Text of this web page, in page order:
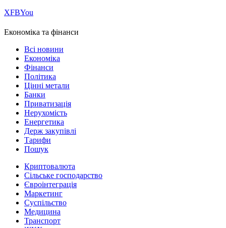
ХFBYou
Економіка та фінанси
Всі новини
Економіка
Фінанси
Політика
Цінні метали
Банки
Приватизація
Нерухомість
Енергетика
Держ закупівлі
Тарифи
Пошук
Криптовалюта
Сільське господарство
Євроінтеграція
Маркетинг
Суспільство
Медицина
Транспорт